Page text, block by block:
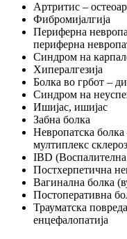
Артритис –
Фибромијалгија
Периферна
периферна
Синдром на
Хипералгезија
Болка во грбот –
Синдром на
Ишијас, ишијас
Забна болка
Невропатска
мултиплекс
IBD (Воспалителна
Постхерпетична
Вагинална болка
Постоперативна
Трауматска
енцефалопатија